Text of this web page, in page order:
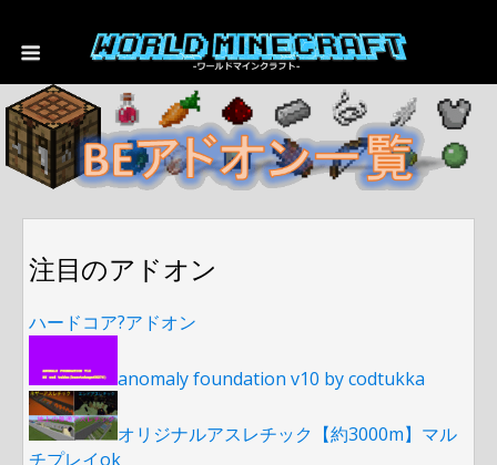
注目のアドオン
ハードコア?アドオン
anomaly foundation v10 by codtukka
オリジナルアスレチック【約3000m】マル
チプレイok